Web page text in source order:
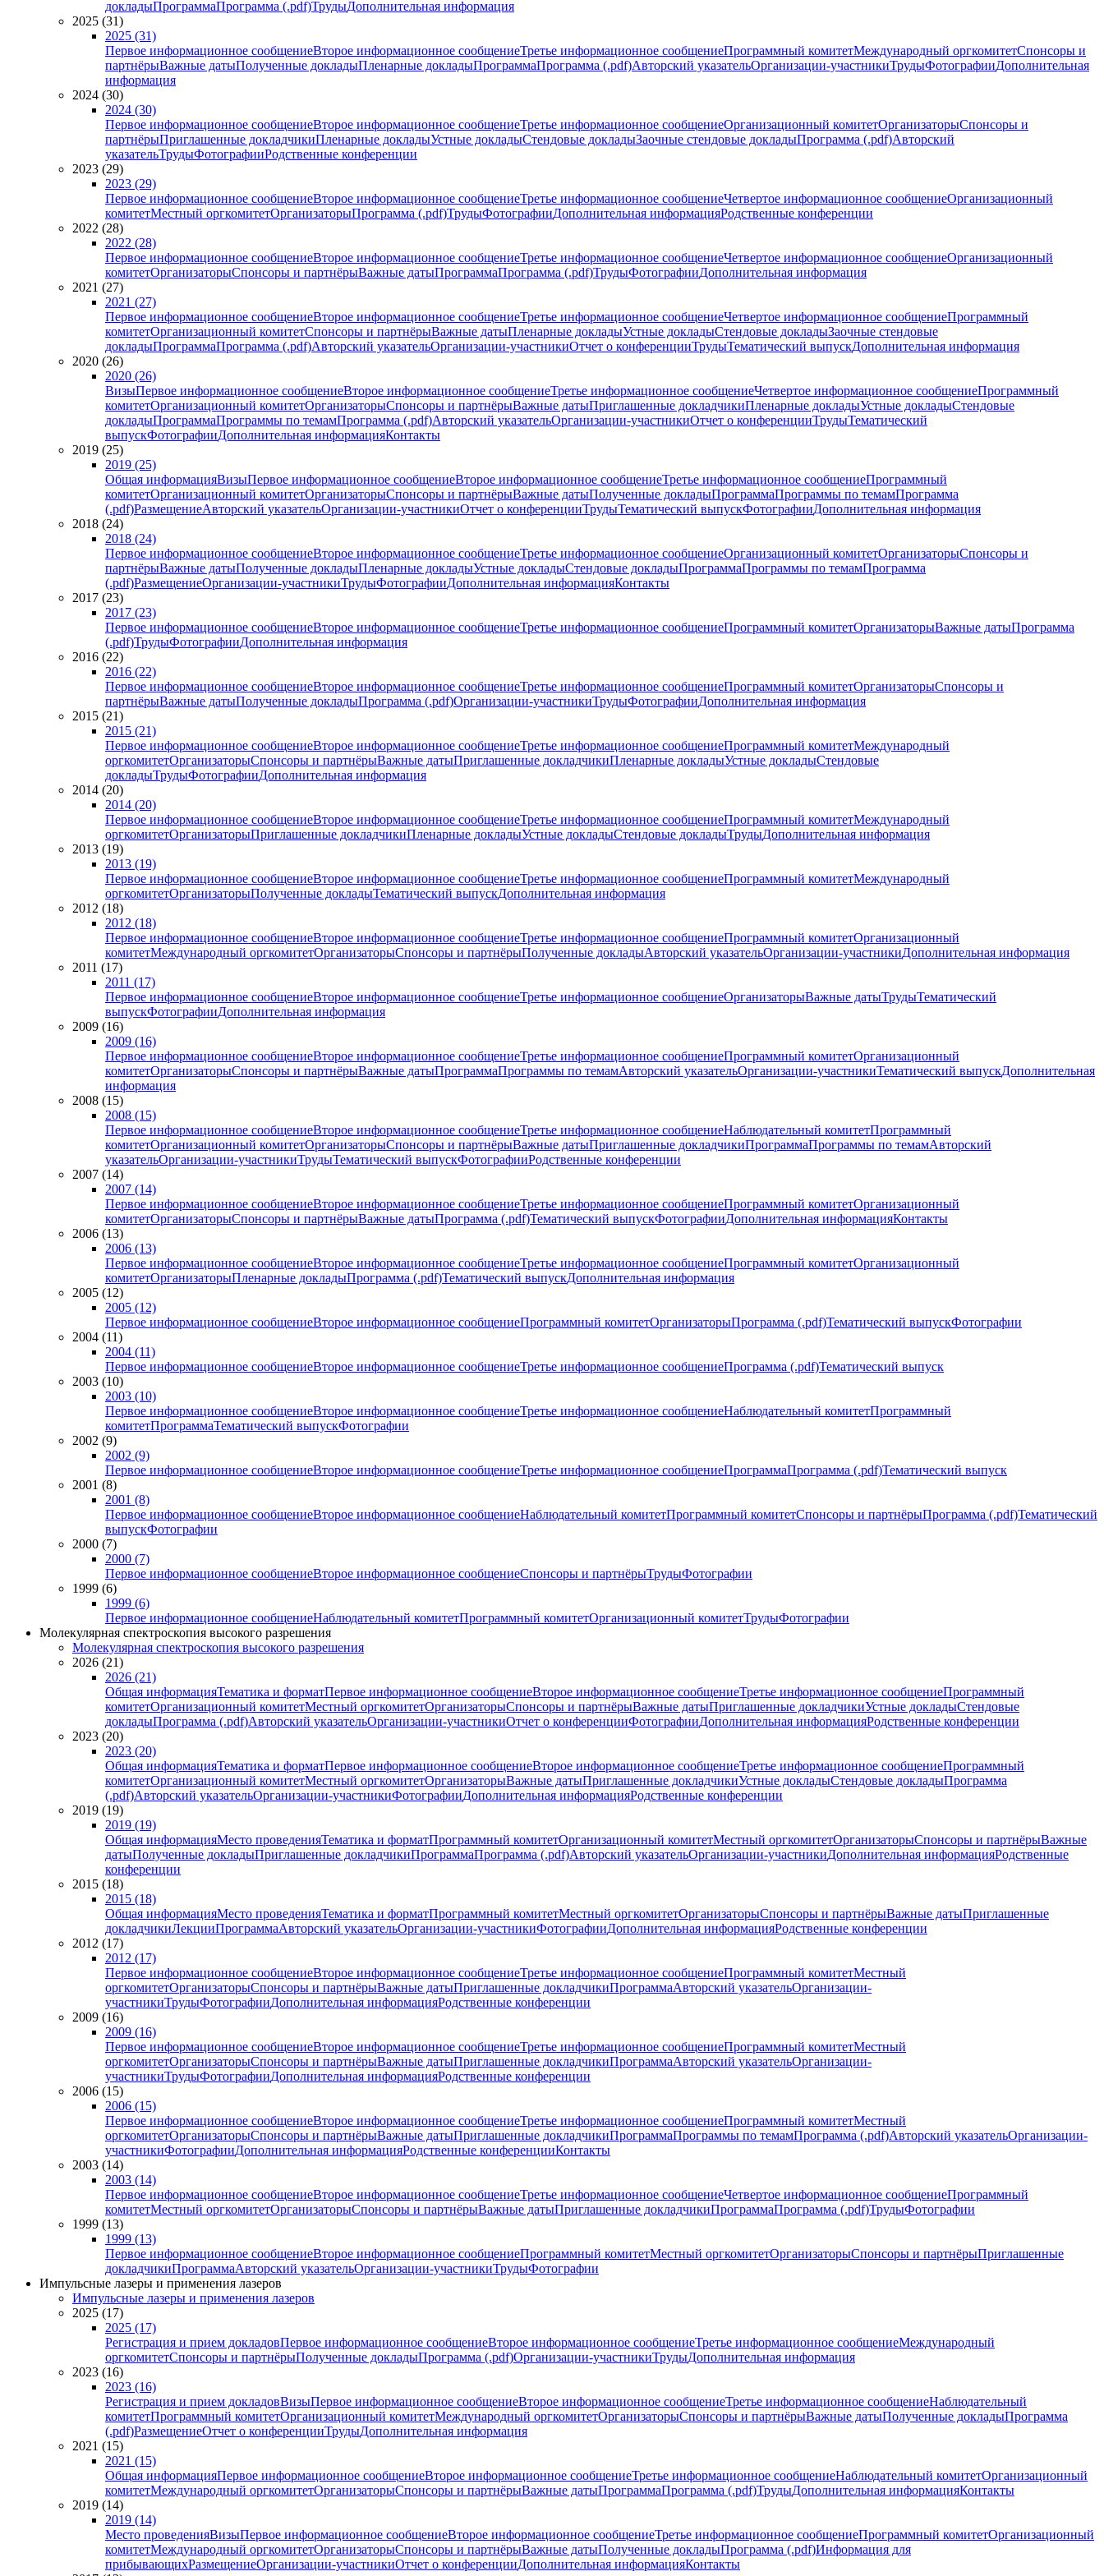
докладыПрограммаПрограмма (.pdf)ТрудыДополнительная информация
2025 (31)
2025 (31)
Первое информационное сообщениеВторое информационное сообщениеТретье информационное сообщениеПрограммный комитетМеждународный оргкомитетСпонсоры и
партнёрыВажные датыПолученные докладыПленарные докладыПрограммаПрограмма (.pdf)Авторский указательОрганизации-участникиТрудыФотографииДополнительная
информация
2024 (30)
2024 (30)
Первое информационное сообщениеВторое информационное сообщениеТретье информационное сообщениеОрганизационный комитетОрганизаторыСпонсоры и
партнёрыПриглашенные докладчикиПленарные докладыУстные докладыСтендовые докладыЗаочные стендовые докладыПрограмма (.pdf)Авторский
указательТрудыФотографииРодственные конференции
2023 (29)
2023 (29)
Первое информационное сообщениеВторое информационное сообщениеТретье информационное сообщениеЧетвертое информационное сообщениеОрганизационный
комитетМестный оргкомитетОрганизаторыПрограмма (.pdf)ТрудыФотографииДополнительная информацияРодственные конференции
2022 (28)
2022 (28)
Первое информационное сообщениеВторое информационное сообщениеТретье информационное сообщениеЧетвертое информационное сообщениеОрганизационный
комитетОрганизаторыСпонсоры и партнёрыВажные датыПрограммаПрограмма (.pdf)ТрудыФотографииДополнительная информация
2021 (27)
2021 (27)
Первое информационное сообщениеВторое информационное сообщениеТретье информационное сообщениеЧетвертое информационное сообщениеПрограммный
комитетОрганизационный комитетСпонсоры и партнёрыВажные датыПленарные докладыУстные докладыСтендовые докладыЗаочные стендовые
докладыПрограммаПрограмма (.pdf)Авторский указательОрганизации-участникиОтчет о конференцииТрудыТематический выпускДополнительная информация
2020 (26)
2020 (26)
ВизыПервое информационное сообщениеВторое информационное сообщениеТретье информационное сообщениеЧетвертое информационное сообщениеПрограммный
комитетОрганизационный комитетОрганизаторыСпонсоры и партнёрыВажные датыПриглашенные докладчикиПленарные докладыУстные докладыСтендовые
докладыПрограммаПрограммы по темамПрограмма (.pdf)Авторский указательОрганизации-участникиОтчет о конференцииТрудыТематический
выпускФотографииДополнительная информацияКонтакты
2019 (25)
2019 (25)
Общая информацияВизыПервое информационное сообщениеВторое информационное сообщениеТретье информационное сообщениеПрограммный
комитетОрганизационный комитетОрганизаторыСпонсоры и партнёрыВажные датыПолученные докладыПрограммаПрограммы по темамПрограмма
(.pdf)РазмещениеАвторский указательОрганизации-участникиОтчет о конференцииТрудыТематический выпускФотографииДополнительная информация
2018 (24)
2018 (24)
Первое информационное сообщениеВторое информационное сообщениеТретье информационное сообщениеОрганизационный комитетОрганизаторыСпонсоры и
партнёрыВажные датыПолученные докладыПленарные докладыУстные докладыСтендовые докладыПрограммаПрограммы по темамПрограмма
(.pdf)РазмещениеОрганизации-участникиТрудыФотографииДополнительная информацияКонтакты
2017 (23)
2017 (23)
Первое информационное сообщениеВторое информационное сообщениеТретье информационное сообщениеПрограммный комитетОрганизаторыВажные датыПрограмма
(.pdf)ТрудыФотографииДополнительная информация
2016 (22)
2016 (22)
Первое информационное сообщениеВторое информационное сообщениеТретье информационное сообщениеПрограммный комитетОрганизаторыСпонсоры и
партнёрыВажные датыПолученные докладыПрограмма (.pdf)Организации-участникиТрудыФотографииДополнительная информация
2015 (21)
2015 (21)
Первое информационное сообщениеВторое информационное сообщениеТретье информационное сообщениеПрограммный комитетМеждународный
оргкомитетОрганизаторыСпонсоры и партнёрыВажные датыПриглашенные докладчикиПленарные докладыУстные докладыСтендовые
докладыТрудыФотографииДополнительная информация
2014 (20)
2014 (20)
Первое информационное сообщениеВторое информационное сообщениеТретье информационное сообщениеПрограммный комитетМеждународный
оргкомитетОрганизаторыПриглашенные докладчикиПленарные докладыУстные докладыСтендовые докладыТрудыДополнительная информация
2013 (19)
2013 (19)
Первое информационное сообщениеВторое информационное сообщениеТретье информационное сообщениеПрограммный комитетМеждународный
оргкомитетОрганизаторыПолученные докладыТематический выпускДополнительная информация
2012 (18)
2012 (18)
Первое информационное сообщениеВторое информационное сообщениеТретье информационное сообщениеПрограммный комитетОрганизационный
комитетМеждународный оргкомитетОрганизаторыСпонсоры и партнёрыПолученные докладыАвторский указательОрганизации-участникиДополнительная информация
2011 (17)
2011 (17)
Первое информационное сообщениеВторое информационное сообщениеТретье информационное сообщениеОрганизаторыВажные датыТрудыТематический
выпускФотографииДополнительная информация
2009 (16)
2009 (16)
Первое информационное сообщениеВторое информационное сообщениеТретье информационное сообщениеПрограммный комитетОрганизационный
комитетОрганизаторыСпонсоры и партнёрыВажные датыПрограммаПрограммы по темамАвторский указательОрганизации-участникиТематический выпускДополнительная
информация
2008 (15)
2008 (15)
Первое информационное сообщениеВторое информационное сообщениеТретье информационное сообщениеНаблюдательный комитетПрограммный
комитетОрганизационный комитетОрганизаторыСпонсоры и партнёрыВажные датыПриглашенные докладчикиПрограммаПрограммы по темамАвторский
указательОрганизации-участникиТрудыТематический выпускФотографииРодственные конференции
2007 (14)
2007 (14)
Первое информационное сообщениеВторое информационное сообщениеТретье информационное сообщениеПрограммный комитетОрганизационный
комитетОрганизаторыСпонсоры и партнёрыВажные датыПрограмма (.pdf)Тематический выпускФотографииДополнительная информацияКонтакты
2006 (13)
2006 (13)
Первое информационное сообщениеВторое информационное сообщениеТретье информационное сообщениеПрограммный комитетОрганизационный
комитетОрганизаторыПленарные докладыПрограмма (.pdf)Тематический выпускДополнительная информация
2005 (12)
2005 (12)
Первое информационное сообщениеВторое информационное сообщениеПрограммный комитетОрганизаторыПрограмма (.pdf)Тематический выпускФотографии
2004 (11)
2004 (11)
Первое информационное сообщениеВторое информационное сообщениеТретье информационное сообщениеПрограмма (.pdf)Тематический выпуск
2003 (10)
2003 (10)
Первое информационное сообщениеВторое информационное сообщениеТретье информационное сообщениеНаблюдательный комитетПрограммный
комитетПрограммаТематический выпускФотографии
2002 (9)
2002 (9)
Первое информационное сообщениеВторое информационное сообщениеТретье информационное сообщениеПрограммаПрограмма (.pdf)Тематический выпуск
2001 (8)
2001 (8)
Первое информационное сообщениеВторое информационное сообщениеНаблюдательный комитетПрограммный комитетСпонсоры и партнёрыПрограмма (.pdf)Тематический
выпускФотографии
2000 (7)
2000 (7)
Первое информационное сообщениеВторое информационное сообщениеСпонсоры и партнёрыТрудыФотографии
1999 (6)
1999 (6)
Первое информационное сообщениеНаблюдательный комитетПрограммный комитетОрганизационный комитетТрудыФотографии
Молекулярная спектроскопия высокого разрешения
Молекулярная спектроскопия высокого разрешения
2026 (21)
2026 (21)
Общая информацияТематика и форматПервое информационное сообщениеВторое информационное сообщениеТретье информационное сообщениеПрограммный
комитетОрганизационный комитетМестный оргкомитетОрганизаторыСпонсоры и партнёрыВажные датыПриглашенные докладчикиУстные докладыСтендовые
докладыПрограмма (.pdf)Авторский указательОрганизации-участникиОтчет о конференцииФотографииДополнительная информацияРодственные конференции
2023 (20)
2023 (20)
Общая информацияТематика и форматПервое информационное сообщениеВторое информационное сообщениеТретье информационное сообщениеПрограммный
комитетОрганизационный комитетМестный оргкомитетОрганизаторыВажные датыПриглашенные докладчикиУстные докладыСтендовые докладыПрограмма
(.pdf)Авторский указательОрганизации-участникиФотографииДополнительная информацияРодственные конференции
2019 (19)
2019 (19)
Общая информацияМесто проведенияТематика и форматПрограммный комитетОрганизационный комитетМестный оргкомитетОрганизаторыСпонсоры и партнёрыВажные
датыПолученные докладыПриглашенные докладчикиПрограммаПрограмма (.pdf)Авторский указательОрганизации-участникиДополнительная информацияРодственные
конференции
2015 (18)
2015 (18)
Общая информацияМесто проведенияТематика и форматПрограммный комитетМестный оргкомитетОрганизаторыСпонсоры и партнёрыВажные датыПриглашенные
докладчикиЛекцииПрограммаАвторский указательОрганизации-участникиФотографииДополнительная информацияРодственные конференции
2012 (17)
2012 (17)
Первое информационное сообщениеВторое информационное сообщениеТретье информационное сообщениеПрограммный комитетМестный
оргкомитетОрганизаторыСпонсоры и партнёрыВажные датыПриглашенные докладчикиПрограммаАвторский указательОрганизации-
участникиТрудыФотографииДополнительная информацияРодственные конференции
2009 (16)
2009 (16)
Первое информационное сообщениеВторое информационное сообщениеТретье информационное сообщениеПрограммный комитетМестный
оргкомитетОрганизаторыСпонсоры и партнёрыВажные датыПриглашенные докладчикиПрограммаАвторский указательОрганизации-
участникиТрудыФотографииДополнительная информацияРодственные конференции
2006 (15)
2006 (15)
Первое информационное сообщениеВторое информационное сообщениеТретье информационное сообщениеПрограммный комитетМестный
оргкомитетОрганизаторыСпонсоры и партнёрыВажные датыПриглашенные докладчикиПрограммаПрограммы по темамПрограмма (.pdf)Авторский указательОрганизации-
участникиФотографииДополнительная информацияРодственные конференцииКонтакты
2003 (14)
2003 (14)
Первое информационное сообщениеВторое информационное сообщениеТретье информационное сообщениеЧетвертое информационное сообщениеПрограммный
комитетМестный оргкомитетОрганизаторыСпонсоры и партнёрыВажные датыПриглашенные докладчикиПрограммаПрограмма (.pdf)ТрудыФотографии
1999 (13)
1999 (13)
Первое информационное сообщениеВторое информационное сообщениеПрограммный комитетМестный оргкомитетОрганизаторыСпонсоры и партнёрыПриглашенные
докладчикиПрограммаАвторский указательОрганизации-участникиТрудыФотографии
Импульсные лазеры и применения лазеров
Импульсные лазеры и применения лазеров
2025 (17)
2025 (17)
Регистрация и прием докладовПервое информационное сообщениеВторое информационное сообщениеТретье информационное сообщениеМеждународный
оргкомитетСпонсоры и партнёрыПолученные докладыПрограмма (.pdf)Организации-участникиТрудыДополнительная информация
2023 (16)
2023 (16)
Регистрация и прием докладовВизыПервое информационное сообщениеВторое информационное сообщениеТретье информационное сообщениеНаблюдательный
комитетПрограммный комитетОрганизационный комитетМеждународный оргкомитетОрганизаторыСпонсоры и партнёрыВажные датыПолученные докладыПрограмма
(.pdf)РазмещениеОтчет о конференцииТрудыДополнительная информация
2021 (15)
2021 (15)
Общая информацияПервое информационное сообщениеВторое информационное сообщениеТретье информационное сообщениеНаблюдательный комитетОрганизационный
комитетМеждународный оргкомитетОрганизаторыСпонсоры и партнёрыВажные датыПрограммаПрограмма (.pdf)ТрудыДополнительная информацияКонтакты
2019 (14)
2019 (14)
Место проведенияВизыПервое информационное сообщениеВторое информационное сообщениеТретье информационное сообщениеПрограммный комитетОрганизационный
комитетМеждународный оргкомитетОрганизаторыСпонсоры и партнёрыВажные датыПолученные докладыПрограмма (.pdf)Информация для
прибывающихРазмещениеОрганизации-участникиОтчет о конференцииДополнительная информацияКонтакты